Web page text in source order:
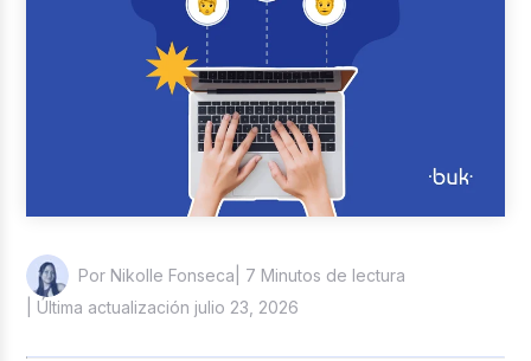
Por Nikolle Fonseca | 7 Minutos de lectura
| Última actualización julio 23, 2026